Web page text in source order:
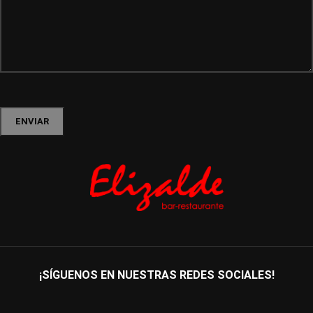
¡SÍGUENOS EN NUESTRAS REDES SOCIALES!